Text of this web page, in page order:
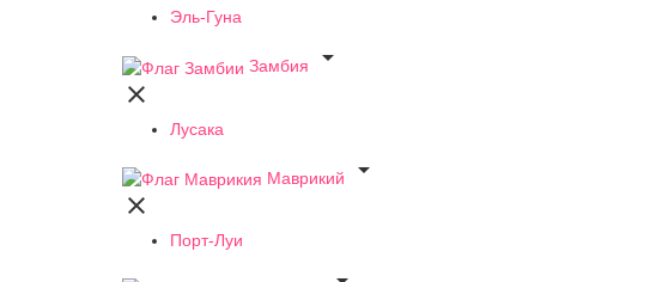
Эль-Гуна
Замбия


Лусака
Маврикий


Порт-Луи